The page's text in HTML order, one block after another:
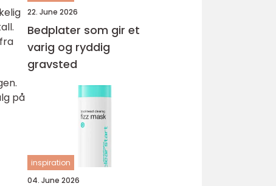
på
22. June 2026
Bedplater som gir et
varig og ryddig
gravsted
inspiration
04. June 2026